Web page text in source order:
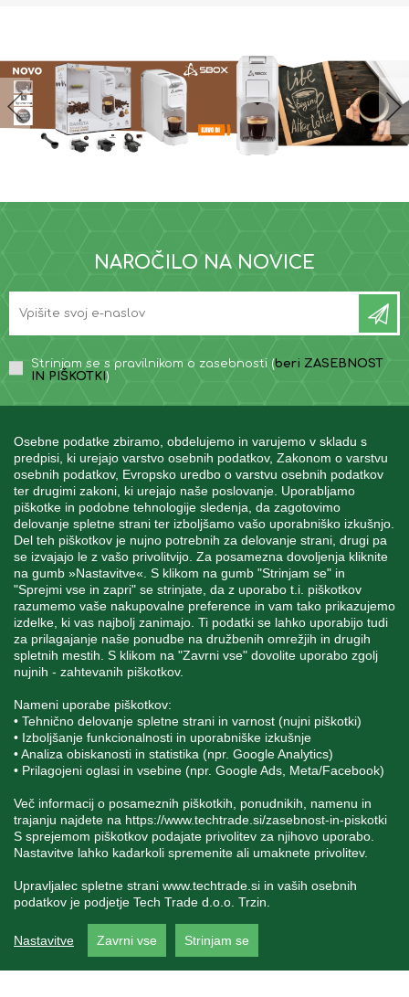
Osebne podatke zbiramo, obdelujemo in varujemo v skladu s
predpisi, ki urejajo varstvo osebnih podatkov, Zakonom o varstvu
osebnih podatkov, Evropsko uredbo o varstvu osebnih podatkov
ter drugimi zakoni, ki urejajo naše poslovanje. Uporabljamo
piškotke in podobne tehnologije sledenja, da zagotovimo
delovanje spletne strani ter izboljšamo vašo uporabniško izkušnjo.
Del teh piškotkov je nujno potrebnih za delovanje strani, drugi pa
se izvajajo le z vašo privolitvijo. Za posamezna dovoljenja kliknite
na gumb »Nastavitve«. S klikom na gumb "Strinjam se" in
"Sprejmi vse in zapri" se strinjate, da z uporabo t.i. piškotkov
razumemo vaše nakupovalne preference in vam tako prikazujemo
izdelke, ki vas najbolj zanimajo. Ti podatki se lahko uporabijo tudi
za prilagajanje naše ponudbe na družbenih omrežjih in drugih
spletnih mestih. S klikom na "Zavrni vse" dovolite uporabo zgolj
nujnih - zahtevanih piškotkov.
Nameni uporabe piškotkov:
• Tehnično delovanje spletne strani in varnost (nujni piškotki)
• Izboljšanje funkcionalnosti in uporabniške izkušnje
• Analiza obiskanosti in statistika (npr. Google Analytics)
• Prilagojeni oglasi in vsebine (npr. Google Ads, Meta/Facebook)
Več informacij o posameznih piškotkih, ponudnikih, namenu in
trajanju najdete na https://www.techtrade.si/zasebnost-in-piskotki
S sprejemom piškotkov podajate privolitev za njihovo uporabo.
Nastavitve lahko kadarkoli spremenite ali umaknete privolitev.
Upravljalec spletne strani www.techtrade.si in vaših osebnih
podatkov je podjetje Tech Trade d.o.o. Trzin.
Nastavitve Zavrni vse Strinjam se
NAROČILO NA NOVICE
Strinjam se s pravilnikom o zasebnosti (beri ZASEBNOST
IN PIŠKOTKI )
INFORMACIJE
MOJ RAČUN
STORITEV ZA STRANKE
SPREMLJAJTE NAS
Blatnica 8, 1236 Trzin
pravilne in verodostojne podatke. V kolikor na naši
spletni strani zasledite napačne oziroma neustrezne
podatke ali slike, vas prosimo, da nam to sporočite na